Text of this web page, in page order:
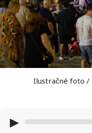
Ilustračné foto /
▶